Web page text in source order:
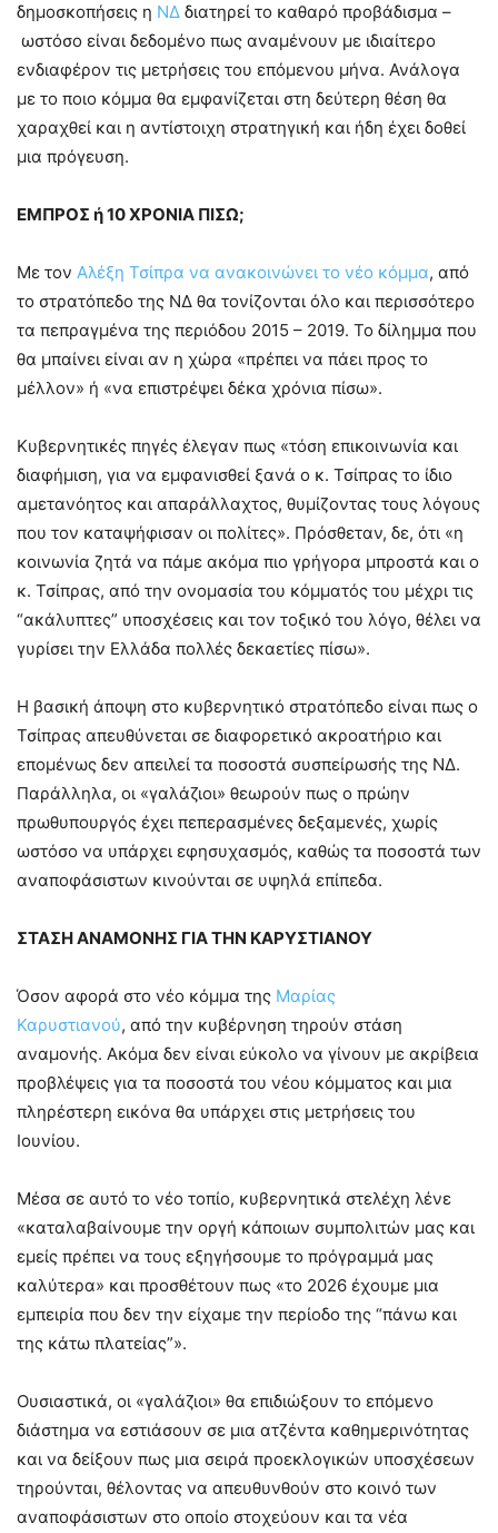
δημοσκοπήσεις η ΝΔ διατηρεί το καθαρό προβάδισμα –
ωστόσο είναι δεδομένο πως αναμένουν με ιδιαίτερο
ενδιαφέρον τις μετρήσεις του επόμενου μήνα. Ανάλογα
με το ποιο κόμμα θα εμφανίζεται στη δεύτερη θέση θα
χαραχθεί και η αντίστοιχη στρατηγική και ήδη έχει δοθεί
μια πρόγευση.
ΕΜΠΡΟΣ ή 10 ΧΡΟΝΙΑ ΠΙΣΩ;
Με τον Αλέξη Τσίπρα να ανακοινώνει το νέο κόμμα, από
το στρατόπεδο της ΝΔ θα τονίζονται όλο και περισσότερο
τα πεπραγμένα της περιόδου 2015 – 2019. Το δίλημμα που
θα μπαίνει είναι αν η χώρα «πρέπει να πάει προς το
μέλλον» ή «να επιστρέψει δέκα χρόνια πίσω».
Κυβερνητικές πηγές έλεγαν πως «τόση επικοινωνία και
διαφήμιση, για να εμφανισθεί ξανά ο κ. Τσίπρας το ίδιο
αμετανόητος και απαράλλαχτος, θυμίζοντας τους λόγους
που τον καταψήφισαν οι πολίτες». Πρόσθεταν, δε, ότι «η
κοινωνία ζητά να πάμε ακόμα πιο γρήγορα μπροστά και ο
κ. Τσίπρας, από την ονομασία του κόμματός του μέχρι τις
“ακάλυπτες” υποσχέσεις και τον τοξικό του λόγο, θέλει να
γυρίσει την Ελλάδα πολλές δεκαετίες πίσω».
Η βασική άποψη στο κυβερνητικό στρατόπεδο είναι πως ο
Τσίπρας απευθύνεται σε διαφορετικό ακροατήριο και
επομένως δεν απειλεί τα ποσοστά συσπείρωσής της ΝΔ.
Παράλληλα, οι «γαλάζιοι» θεωρούν πως ο πρώην
πρωθυπουργός έχει πεπερασμένες δεξαμενές, χωρίς
ωστόσο να υπάρχει εφησυχασμός, καθώς τα ποσοστά των
αναποφάσιστων κινούνται σε υψηλά επίπεδα.
ΣΤΑΣΗ ΑΝΑΜΟΝΗΣ ΓΙΑ ΤΗΝ ΚΑΡΥΣΤΙΑΝΟΥ
Όσον αφορά στο νέο κόμμα της Μαρίας
Καρυστιανού, από την κυβέρνηση τηρούν στάση
αναμονής. Ακόμα δεν είναι εύκολο να γίνουν με ακρίβεια
προβλέψεις για τα ποσοστά του νέου κόμματος και μια
πληρέστερη εικόνα θα υπάρχει στις μετρήσεις του
Ιουνίου.
Μέσα σε αυτό το νέο τοπίο, κυβερνητικά στελέχη λένε
«καταλαβαίνουμε την οργή κάποιων συμπολιτών μας και
εμείς πρέπει να τους εξηγήσουμε το πρόγραμμά μας
καλύτερα» και προσθέτουν πως «το 2026 έχουμε μια
εμπειρία που δεν την είχαμε την περίοδο της “πάνω και
της κάτω πλατείας”».
Ουσιαστικά, οι «γαλάζιοι» θα επιδιώξουν το επόμενο
διάστημα να εστιάσουν σε μια ατζέντα καθημερινότητας
και να δείξουν πως μια σειρά προεκλογικών υποσχέσεων
τηρούνται, θέλοντας να απευθυνθούν στο κοινό των
αναποφάσιστων στο οποίο στοχεύουν και τα νέα